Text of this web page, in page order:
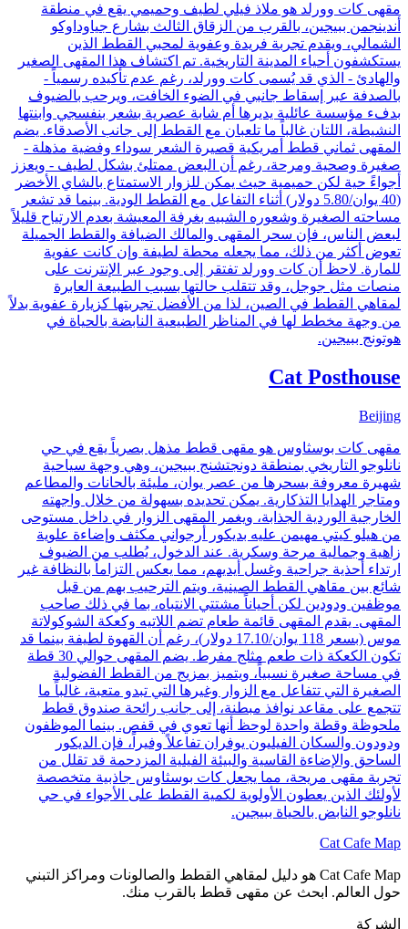
مقهى كات وورلد هو ملاذ فيلي لطيف وحميمي يقع في منطقة
أندينجمن ببيجين، بالقرب من الزقاق الثالث بشارع جياوداوكو
الشمالي، ويقدم تجربة فريدة وعفوية لمحبي القطط الذين
يستكشفون أحياء المدينة التاريخية. تم اكتشاف هذا المقهى الصغير
والهادئ - الذي قد يُسمى كات وورلد، رغم عدم تأكيده رسمياً -
بالصدفة عبر إسقاط جانبي في الضوء الخافت، ويرحب بالضيوف
بدفء مؤسسة عائلية يديرها أم شابة عصرية بشعر بنفسجي وابنتها
النشيطة، اللتان غالباً ما تلعبان مع القطط إلى جانب الأصدقاء. يضم
المقهى ثماني قطط أمريكية قصيرة الشعر سوداء وفضية مذهلة -
صغيرة وصحية ومرحة، رغم أن البعض ممتلئ بشكل لطيف - ويعزز
أجواءً حية لكن حميمية حيث يمكن للزوار الاستمتاع بالشاي الأخضر
(40 يوان/5.80 دولار) أثناء التفاعل مع القطط الودية. بينما قد تشعر
مساحته الصغيرة وشعوره الشبيه بغرفة المعيشة بعدم الارتياح قليلاً
لبعض الناس، فإن سحر المقهى والمالك الضيافة والقطط الجميلة
تعوض أكثر من ذلك، مما يجعله محطة لطيفة وإن كانت عفوية
للمارة. لاحظ أن كات وورلد تفتقر إلى وجود عبر الإنترنت على
منصات مثل جوجل، وقد تتقلب حالتها بسبب الطبيعة العابرة
لمقاهي القطط في الصين، لذا من الأفضل تجربتها كزيارة عفوية بدلاً
من وجهة مخطط لها في المناظر الطبيعية النابضة بالحياة في
هوتونج ببيجين.
Cat Posthouse
Beijing
مقهى كات بوسثاوس هو مقهى قطط مذهل بصرياً يقع في حي
نانلوجو التاريخي بمنطقة دونجتشنج ببيجين، وهي وجهة سياحية
شهيرة معروفة بسحرها من عصر يوان، مليئة بالحانات والمطاعم
ومتاجر الهدايا التذكارية. يمكن تحديده بسهولة من خلال واجهته
الخارجية الوردية الجذابة، ويغمر المقهى الزوار في داخل مستوحى
من هيلو كيتي مهيمن عليه بديكور أرجواني مكثف وإضاءة علوية
زاهية وجمالية مرحة وسكرية. عند الدخول، يُطلب من الضيوف
ارتداء أحذية جراحية وغسل أيديهم، مما يعكس التزاماً بالنظافة غير
شائع بين مقاهي القطط الصينية، ويتم الترحيب بهم من قبل
موظفين ودودين لكن أحياناً مشتتي الانتباه، بما في ذلك صاحب
المقهى. يقدم المقهى قائمة طعام تضم اللاتيه وكعكة الشوكولاتة
موس (بسعر 118 يوان/17.10 دولار)، رغم أن القهوة لطيفة بينما قد
تكون الكعكة ذات طعم مثلج مفرط. يضم المقهى حوالي 30 قطة
في مساحة صغيرة نسبياً، ويتميز بمزيج من القطط الفضولية
الصغيرة التي تتفاعل مع الزوار وغيرها التي تبدو متعبة، غالباً ما
تتجمع على مقاعد نوافذ مبطنة، إلى جانب رائحة صندوق قطط
ملحوظة وقطة واحدة لوحظ أنها تعوي في قفص. بينما الموظفون
ودودون والسكان الفيليون يوفران تفاعلاً وفيراً، فإن الديكور
الساحق والإضاءة القاسية والبيئة الفيلية المزدحمة قد تقلل من
تجربة مقهى مريحة، مما يجعل كات بوسثاوس جاذبية متخصصة
لأولئك الذين يعطون الأولوية لكمية القطط على الأجواء في حي
نانلوجو النابض بالحياة ببيجين.
Cat Cafe Map
Cat Cafe Map هو دليل لمقاهي القطط والصالونات ومراكز التبني
حول العالم. ابحث عن مقهى قطط بالقرب منك.
الشركة